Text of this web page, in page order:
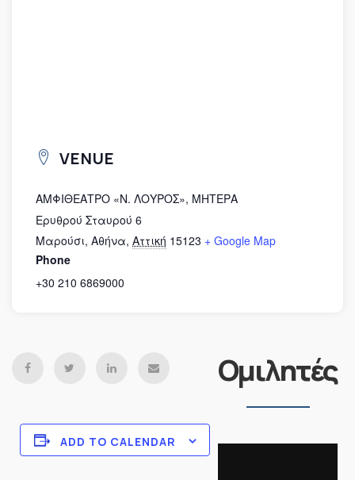
VENUE
ΑΜΦΙΘΕΑΤΡΟ «Ν. ΛΟΥΡΟΣ», ΜΗΤΕΡΑ
Ερυθρού Σταυρού 6
Μαρούσι, Αθήνα, Αττική 15123 + Google Map
Phone
+30 210 6869000
ADD TO CALENDAR
Ομιλητές